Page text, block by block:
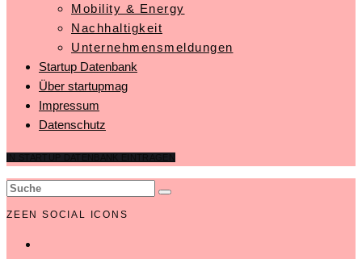
Mobility & Energy
Nachhaltigkeit
Unternehmensmeldungen
Startup Datenbank
Über startupmag
Impressum
Datenschutz
ZEEN SOCIAL ICONS